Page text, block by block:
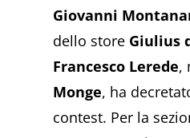
Giovanni
dello store Giulius
Francesco Lerede,
Monge, ha
contest. Per la